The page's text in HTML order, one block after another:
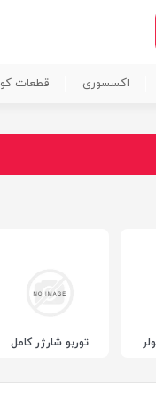
اکسسوری قطعات
توربو شارژر کامل